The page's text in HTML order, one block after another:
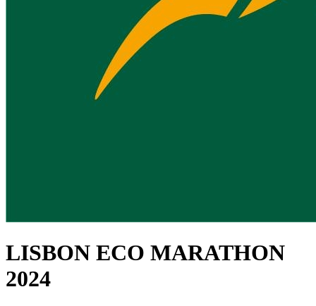
LISBON ECO MARATHON
2024